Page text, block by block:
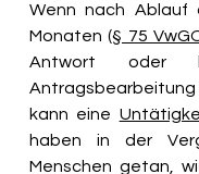
Wenn nach Ablauf
Monaten (§ 75
Antwort oder
kann eine
haben in der
Menschen getan,